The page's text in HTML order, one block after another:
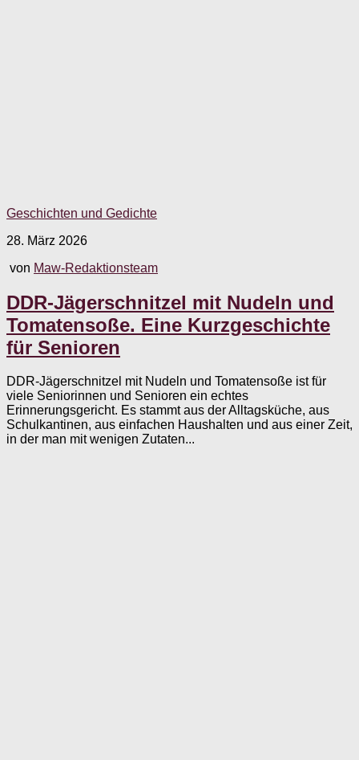
Geschichten und Gedichte
28. März 2026
von Maw-Redaktionsteam
DDR-Jägerschnitzel mit Nudeln und
Tomatensoße. Eine Kurzgeschichte
für Senioren
DDR-Jägerschnitzel mit Nudeln und Tomatensoße ist für
viele Seniorinnen und Senioren ein echtes
Erinnerungsgericht. Es stammt aus der Alltagsküche, aus
Schulkantinen, aus einfachen Haushalten und aus einer Zeit,
in der man mit wenigen Zutaten...